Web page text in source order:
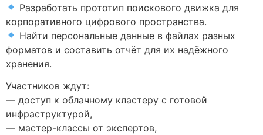
Разработать прототип поискового движка для
корпоративного цифрового пространства.
Найти персональные данные в файлах разных
форматов и составить отчёт для их надёжного
хранения.
Участников ждут:
— доступ к облачному кластеру с готовой
инфраструктурой,
— мастер-классы от экспертов,